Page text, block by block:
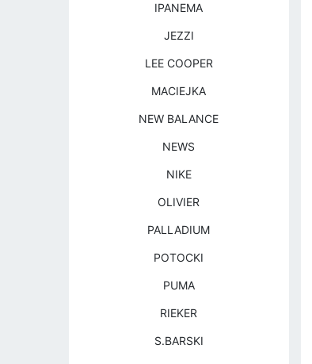
IPANEMA
JEZZI
LEE COOPER
MACIEJKA
NEW BALANCE
NEWS
NIKE
OLIVIER
PALLADIUM
POTOCKI
PUMA
RIEKER
S.BARSKI